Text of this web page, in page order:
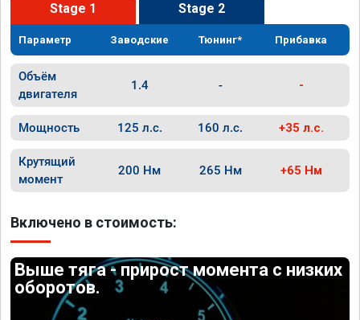
Stage 1 Stage 2
Параметр Заводские Тюнинг* Прибавка
Объём
двигателя
1.4 - -
Мощность 125 л.с. 160 л.с. +35 л.с.
Крутящий
момент
200 Нм 265 Нм +65 Нм
Включено в стоимость:
Выше тяга - прирост момента с низких
оборотов.